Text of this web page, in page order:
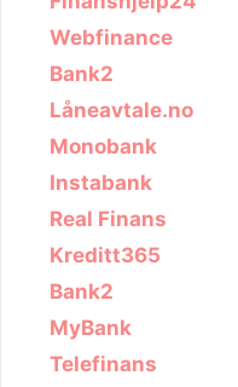
Webfinance
Bank2
Låneavtale.no
Monobank
Instabank
Real Finans
Kreditt365
Bank2
MyBank
Telefinans